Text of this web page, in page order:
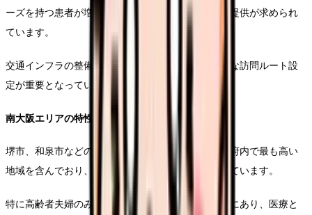
ーズを持つ患者が増加しており、こういったケアの提供が求められ
ています。
交通インフラの整備状況にも地域差があり、効率的な訪問ルート設
定が重要となっています。
南大阪エリアの特性
堺市、和泉市などの南大阪エリアでは、高齢化率が府内で最も高い
地域を含んでおり、在宅医療のニーズが年々増加しています。
特に高齢者夫婦のみの単独や独居高齢者が増加傾向にあり、医療と